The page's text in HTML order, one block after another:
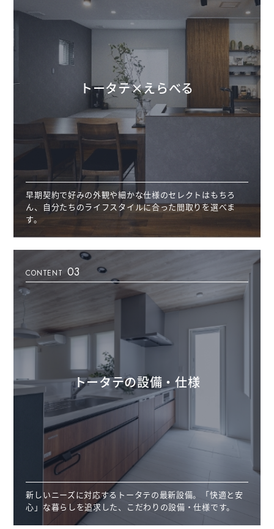
トータテ×えらべる
早期契約で好みの外観や細かな仕様のセレクトはもちろ
ん、自分たちのライフスタイルに合った間取りを選べま
す。
CONTENT 03
トータテの設備・仕様
新しいニーズに対応するトータテの最新設備。「快適と安
心」な暮らしを追求した、こだわりの設備・仕様です。